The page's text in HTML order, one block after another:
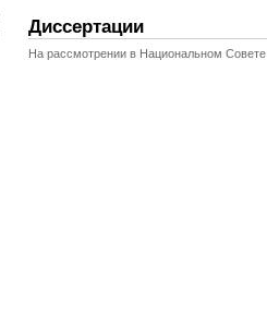
Диссертации
На рассмотрении в Национальном Совете